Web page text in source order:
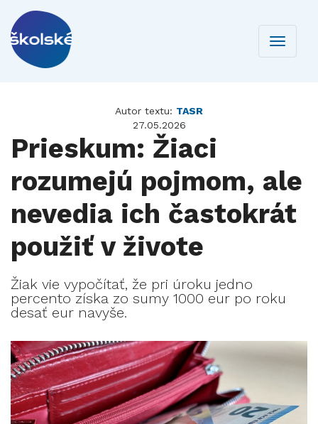
Toggle
Autor textu: TASR
27.05.2026
Prieskum: Žiaci
rozumejú pojmom, ale
nevedia ich častokrát
použiť v živote
Žiak vie vypočítať, že pri úroku jedno
percento získa zo sumy 1000 eur po roku
desať eur navyše.